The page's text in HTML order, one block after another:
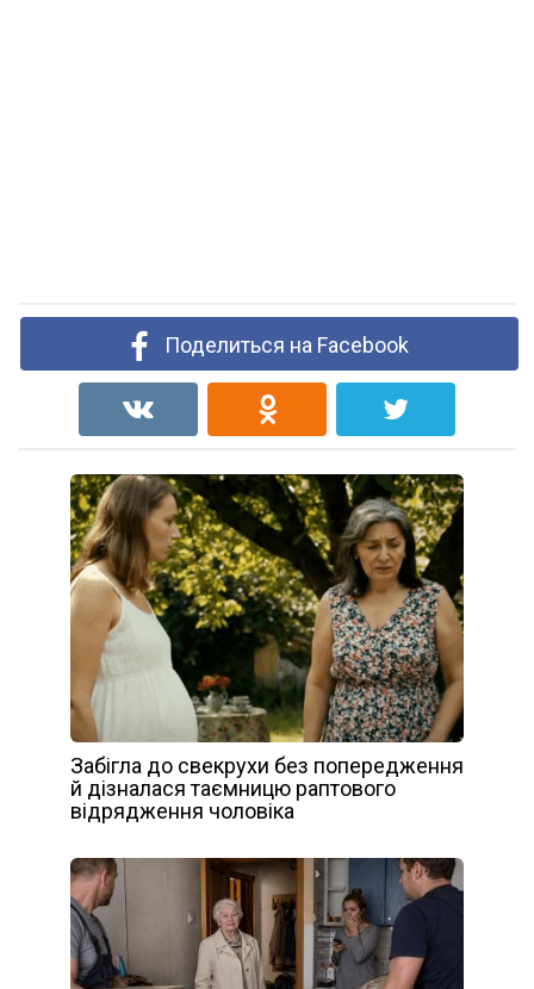
Поделиться на Facebook
Забігла до свекрухи без попередження
й дізналася таємницю раптового
відрядження чоловіка